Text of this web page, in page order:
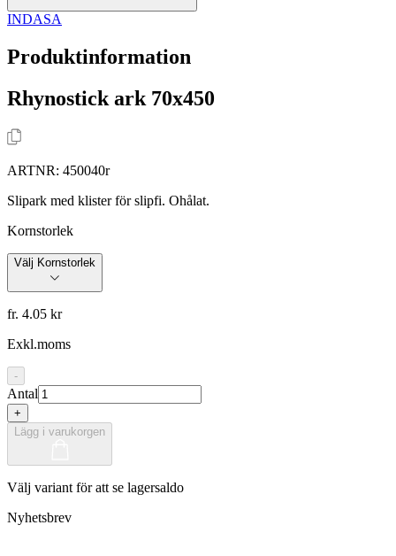
INDASA
Produktinformation
Rhynostick ark 70x450
ARTNR: 450040r
Slipark med klister för slipfi. Ohålat.
Kornstorlek
Välj Kornstorlek
fr. 4.05 kr
Exkl.moms
-
Antal
+
Lägg i varukorgen
Välj variant för att se lagersaldo
Nyhetsbrev